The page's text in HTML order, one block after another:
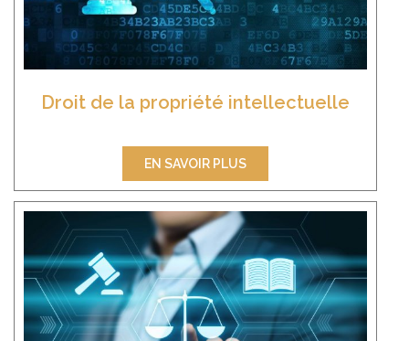
Droit de la propriété intellectuelle
EN SAVOIR PLUS